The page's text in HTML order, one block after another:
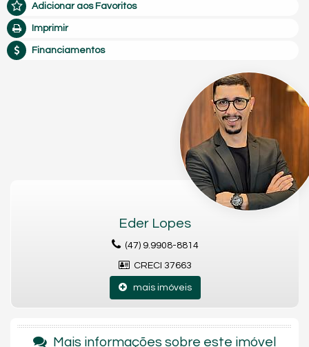
Adicionar aos Favoritos
Imprimir
Financiamentos
Eder Lopes
(47) 9.9908-8814
CRECI 37663
mais imóveis
Mais informações sobre este imóvel